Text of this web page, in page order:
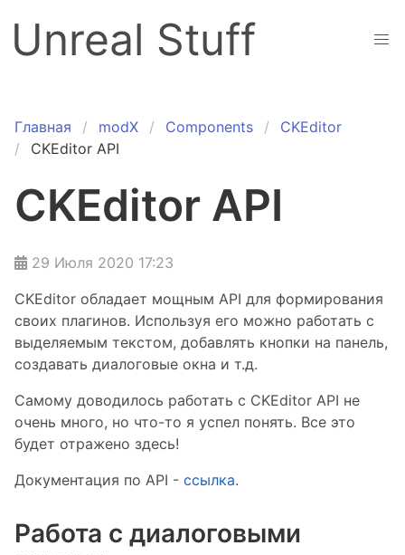
Unreal Stuff
Главная modX Components
CKEditor
CKEditor API
CKEditor API
29 Июля 2020 17:23
CKEditor обладает мощным API для формирования
своих плагинов. Используя его можно работать с
выделяемым текстом, добавлять кнопки на панель,
создавать диалоговые окна и т.д.
Самому доводилось работать с CKEditor API не
очень много, но что-то я успел понять. Все это
будет отражено здесь!
Документация по API - ссылка.
Работа с диалоговыми